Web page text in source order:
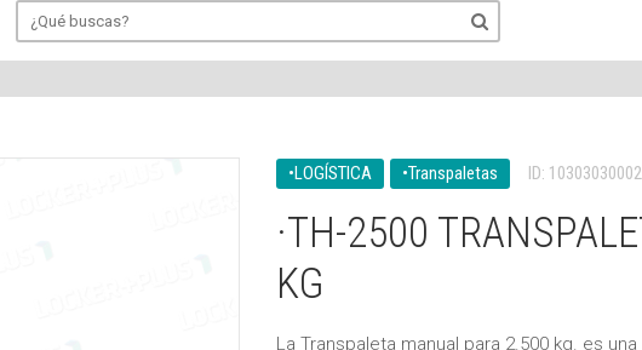
•LOGÍSTICA •Transpaletas ID: 10303030002
·TH-2500
KG
La Transpaleta manual para 2.500 kg. es